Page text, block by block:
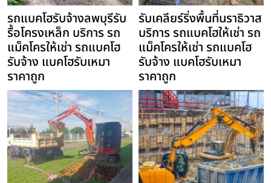
รถแบคโฮรับจ้างลพบุรีรับ
รื้อโครงเหล็ก บริการ รถ
แม็คโครให้เช่า รถแบคโฮ
รับจ้าง แบคโฮรับเหมา
ราคาถูก
รับเคลียร์ริ่งพื้นที่นราธิวาส
บริการ รถแบคโฮให้เช่า รถ
แม็คโครให้เช่า รถแบคโฮ
รับจ้าง แบคโฮรับเหมา
ราคาถูก